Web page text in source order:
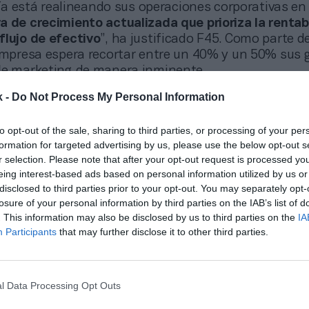
- Do Not Process My Personal Information
opt-out of the sale, sharing to third parties, or processing of your
for targeted advertising by us, please use the below opt-out
selection. Please note that after your opt-out request is processed
interest-based ads based on personal information utilized by us
to third parties prior to your opt-out. You may separately
of your personal information by third parties on the IAB’s list of
This information may also be disclosed by us to third parties on the
Participants that may further disclose it to other third parties.
Data Processing Opt Outs
está realineando sus operaciones corporativas
de crecimiento actualizada que prioriza la
de efectivo”, ha justificado F45. Como parte
espera recortar entre un 40% y un 50% sus
marketing de manera inminente.
las medidas necesarias para ajustar el
justificado Chris Payne, director financiero de F45.
el crecimiento continúe, la dinámica del
mayor de lo esperado en la capacidad de los
obtener capital para desarrollar nuevos locales
evolución de los tipos de interés ha dificultado
utilización de las facilidades de financiación
año”.